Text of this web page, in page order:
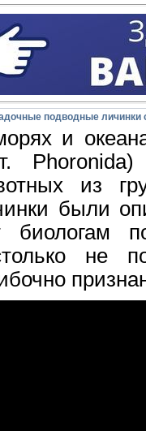
подводные личинки
и
из
были
биологам
не